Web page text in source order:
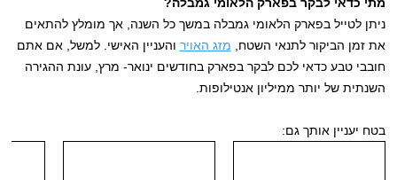
מתי כדאי לבקר בפארק הלאומי גמבלה?
ניתן לטייל בפארק הלאומי גמבלה במשך כל השנה, אך מומלץ להתאים
את זמן הביקור לתנאי השטח, מזג האויר והעניין האישי. למשל, אם אתם
חובבי טבע כדאי לכם לבקר בפארק בחודשים ינואר- מרץ, עונת ההגירה
השנתית של יותר ממיליון אנטילופות.
בטח יעניין אותך גם: